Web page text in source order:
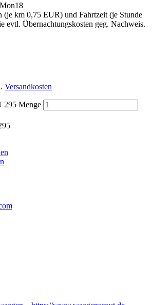
(je km 0,75 EUR) und Fahrtzeit (je Stunde
evtl. Übernachtungskosten geg. Nachweis.
Versandkosten
295 Menge